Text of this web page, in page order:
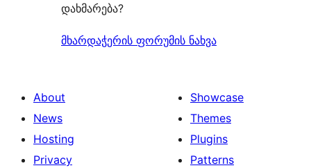
დახმარება?
მხარდაჭერის ფორუმის ნახვა
About
News
Hosting
Privacy
Showcase
Themes
Plugins
Patterns